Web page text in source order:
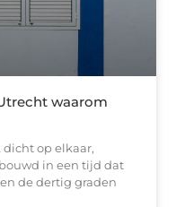
waarom
op elkaar,
in een tijd dat
de dertig graden